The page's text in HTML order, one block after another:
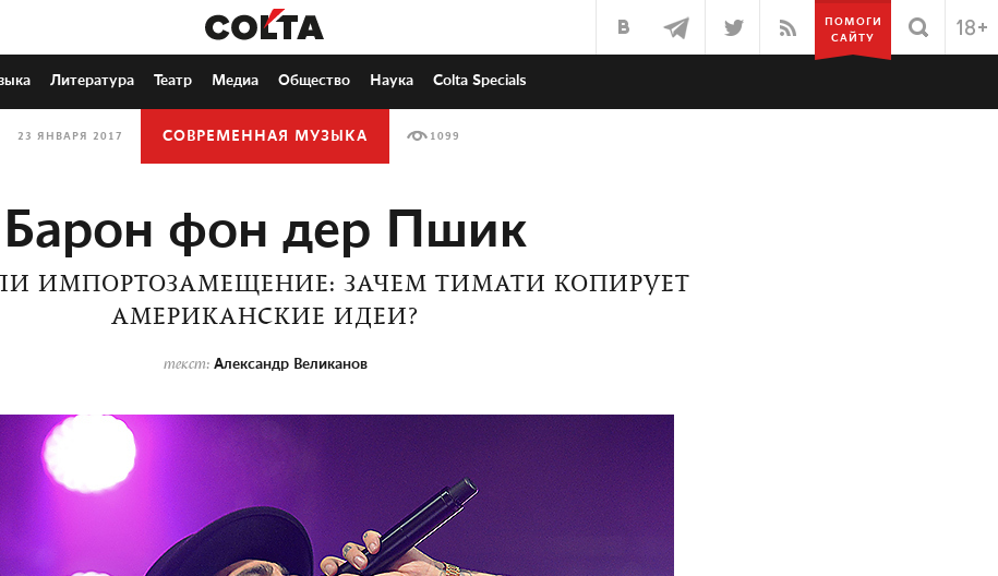
ПОМОГИ
САЙТУ
Литература Театр Медиа Общество Наука Colta Specials
23 ЯНВАРЯ 2017 СОВРЕМЕННАЯ МУЗЫКА 1099
Барон фон дер Пшик
ИМПОРТОЗАМЕЩЕНИЕ: ЗАЧЕМ ТИМАТИ КОПИРУЕТ
АМЕРИКАНСКИЕ ИДЕИ?
текст: Александр Великанов